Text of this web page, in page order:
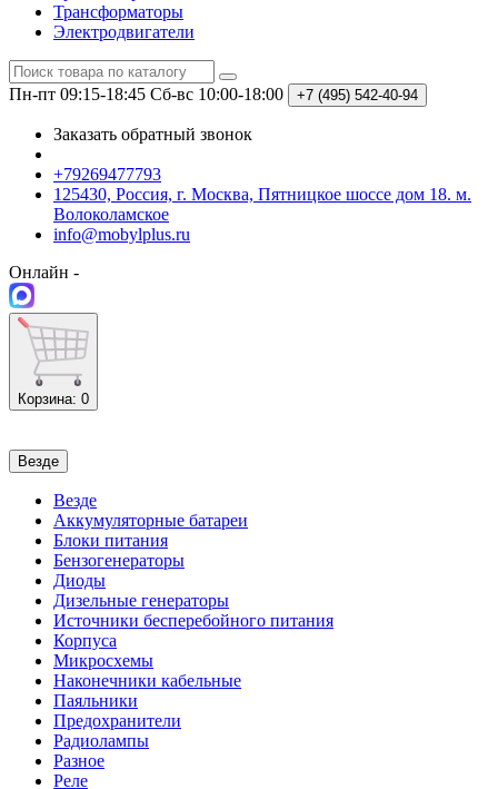
Трансформаторы
Электродвигатели
Пн-пт 09:15-18:45 Сб-вс 10:00-18:00 +7 (495) 542-40-94
Заказать обратный звонок
+79269477793
125430, Россия, г. Москва, Пятницкое шоссе дом 18. м.
Волоколамское
info@mobylplus.ru
Онлайн -
Корзина: 0
Везде
Везде
Аккумуляторные батареи
Блоки питания
Бензогенераторы
Диоды
Дизельные генераторы
Источники бесперебойного питания
Корпуса
Микросхемы
Наконечники кабельные
Паяльники
Предохранители
Радиолампы
Разное
Реле